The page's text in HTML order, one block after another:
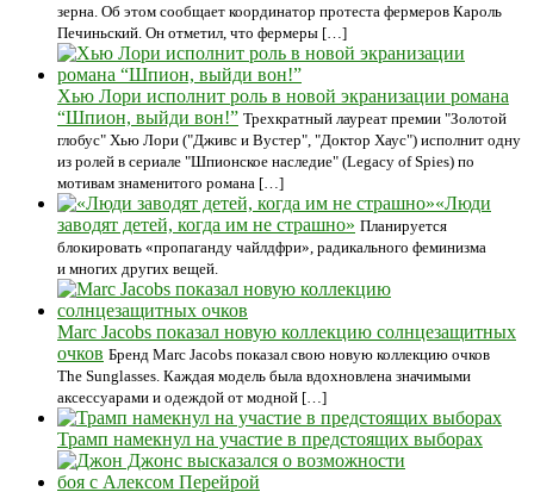
зерна. Об этом сообщает координатор протеста фермеров Кароль
Печиньский. Он отметил, что фермеры […]
Хью Лори исполнит роль в новой экранизации романа
“Шпион, выйди вон!” Трехкратный лауреат премии "Золотой
глобус" Хью Лори ("Дживс и Вустер", "Доктор Хаус") исполнит одну
из ролей в сериале "Шпионское наследие" (Legacy of Spies) по
мотивам знаменитого романа […]
«Люди
заводят детей, когда им не страшно» Планируется
блокировать «пропаганду чайлдфри», радикального феминизма
и многих других вещей.
Marc Jacobs показал новую коллекцию солнцезащитных
очков Бренд Marc Jacobs показал свою новую коллекцию очков
The Sunglasses. Каждая модель была вдохновлена значимыми
аксессуарами и одеждой от модной […]
Трамп намекнул на участие в предстоящих выборах